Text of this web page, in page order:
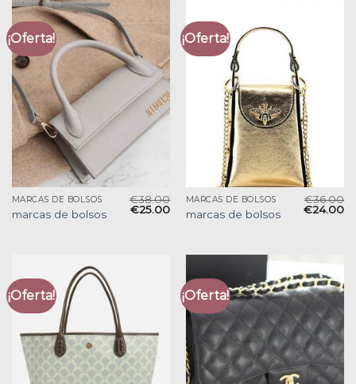
¡Oferta!
MARCAS DE BOLSOS
marcas de bolsos
€38.00
€25.00
¡Oferta!
MARCAS DE BOLSOS
marcas de bolsos
€36.00
€24.00
¡Oferta! ¡Oferta!